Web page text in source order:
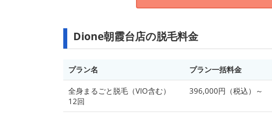
Dione朝霞台店の脱毛料金
プラン名 プラン一括料金
全身まるごと脱毛（VIO含む）
12回
396,000円（税込）～